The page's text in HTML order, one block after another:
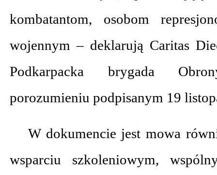
kombatantom, osobom
wojennym – deklarują Caritas
Podkarpacka brygada
porozumieniu podpisanym 19
W dokumencie jest mowa
wsparciu szkoleniowym,